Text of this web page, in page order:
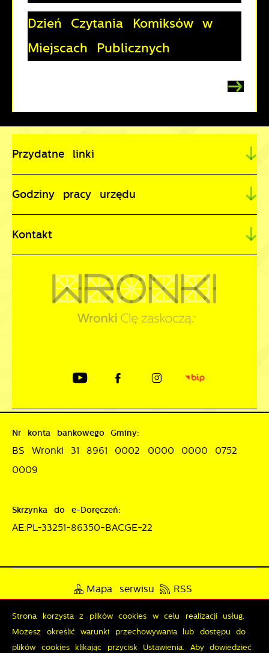
Dzień Czytania Komiksów w
Miejscach Publicznych
Przydatne linki
Godziny pracy urzędu
Kontakt
Nr konta bankowego Gminy:
BS Wronki 31 8961 0002 0000 0000 0752
0009
Skrzynka do e-Doręczeń:
AE:PL-33251-86350-BACGE-22
Mapa serwisu RSS
Deklaracja dostępności
Polityka prywatności
Strona korzysta z plików cookies w celu realizacji usług.
Możesz określić warunki przechowywania lub dostępu do
plików cookies klikając przycisk Ustawienia. Aby dowiedzieć